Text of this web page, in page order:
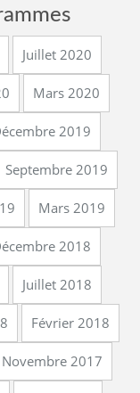
Juillet 2020
Mars 2020
2019
Septembre 2019
Mars 2019
2018
Juillet 2018
Février 2018
Novembre 2017